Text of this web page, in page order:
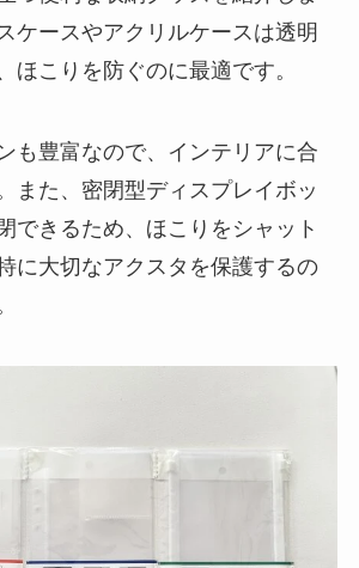
ケースやアクリルケースは透明
ほこりを防ぐのに最適です。
も豊富なので、インテリアに合
また、密閉型ディスプレイボッ
できるため、ほこりをシャット
に大切なアクスタを保護するの